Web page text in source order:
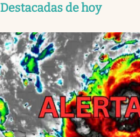
Destacadas de hoy